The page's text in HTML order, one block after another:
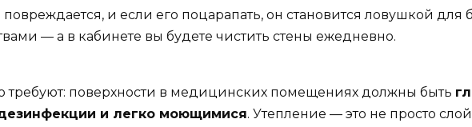
и если его поцарапать, он становится ловушкой для
— а в кабинете вы будете чистить стены ежедневно.
требуют: поверхности в медицинских помещениях должны быть
и легко моющимися. Утепление — это не просто